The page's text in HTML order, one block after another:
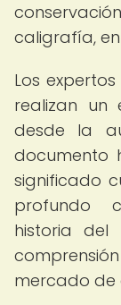
caligrafía,
Los
realizan un
desde la
documento
significado
profundo
historia
mercado de